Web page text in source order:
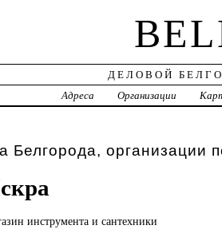
ДЕЛОВОЙ
Адреса
Организации
Белгорода, организации
инструмента и сантехники